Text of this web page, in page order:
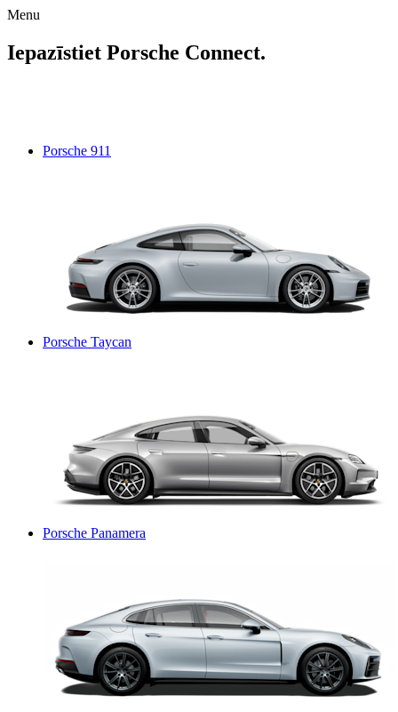
Menu
Iepazīstiet Porsche Connect.
Porsche 911
Porsche Taycan
Porsche Panamera